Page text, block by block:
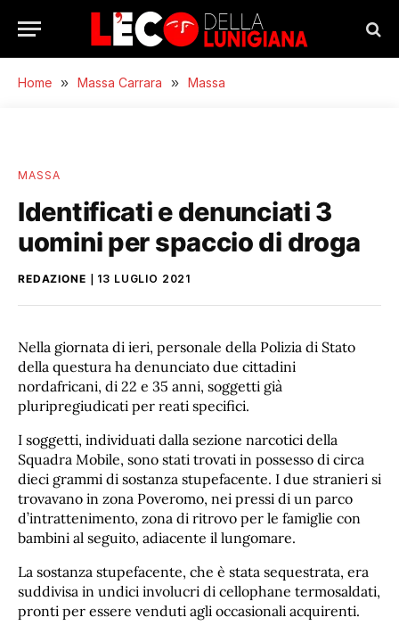
Home » Massa Carrara » Massa
MASSA
Identificati e denunciati 3
uomini per spaccio di droga
REDAZIONE 13 LUGLIO 2021
Nella giornata di ieri, personale della Polizia di Stato
della questura ha denunciato due cittadini
nordafricani, di 22 e 35 anni, soggetti già
pluripregiudicati per reati specifici.
I soggetti, individuati dalla sezione narcotici della
Squadra Mobile, sono stati trovati in possesso di circa
dieci grammi di sostanza stupefacente. I due stranieri si
trovavano in zona Poveromo, nei pressi di un parco
d’intrattenimento, zona di ritrovo per le famiglie con
bambini al seguito, adiacente il lungomare.
La sostanza stupefacente, che è stata sequestrata, era
suddivisa in undici involucri di cellophane termosaldati,
pronti per essere venduti agli occasionali acquirenti.